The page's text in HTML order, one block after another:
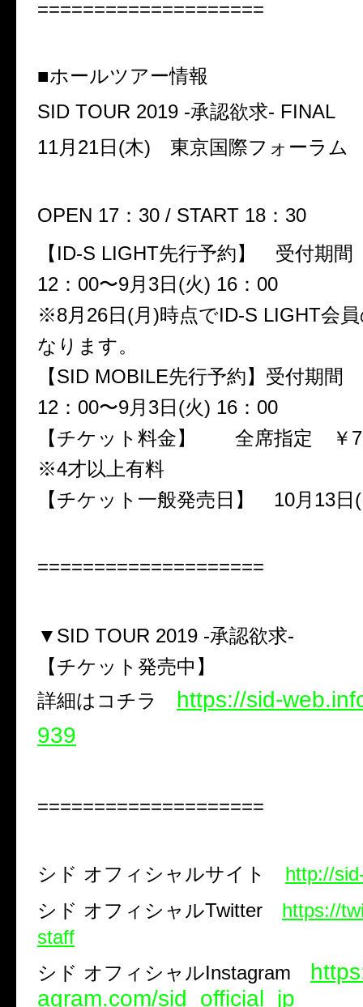
====================
■ホールツアー情報
SID TOUR 2019 -承認欲求- FINAL
11月21日(木) 東京国際フォーラ
OPEN 17：30 / START 18：30
【ID-S LIGHT先行予約】 受付期
12：00〜9月3日(火) 16：00
※8月26日(月)時点でID-S LIGHT会
なります。
【SID MOBILE先行予約】受付期間
12：00〜9月3日(火) 16：00
【チケット料金】 全席指定 ￥
※4才以上有料
【チケット一般発売日】 10月13日
====================
▼SID TOUR 2019 -承認欲求-
【チケット発売中】
詳細はコチラ https://sid-
939
====================
シド オフィシャルサイト http://
シド オフィシャルTwitter
https://
staff
シド オフィシャルInstagram
agram.com/sid_official_jp